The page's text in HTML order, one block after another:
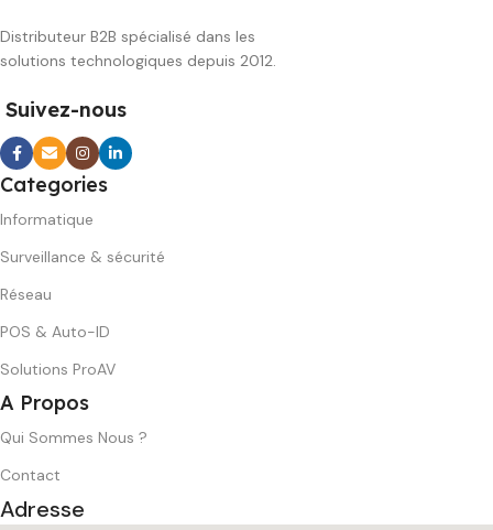
Distributeur B2B spécialisé dans les
solutions technologiques depuis 2012.
Suivez-nous
Categories
Informatique
Surveillance & sécurité
Réseau
POS & Auto-ID
Solutions ProAV
A Propos
Qui Sommes Nous ?
Contact
Adresse